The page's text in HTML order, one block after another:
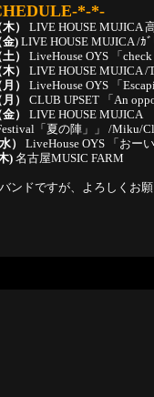
*-*-
）
LIVE HOUSE MUJICA
金) LIVE HOUSE MUJICA /ｶ
）
LiveHouse OYS 「
）
LIVE HOUSE MUJICA /
）
LiveHouse OYS 「
）
CLUB UPSET 「An
）
LIVE HOUSE MUJICA
「夏の陣」」 /Miku/
）
LiveHouse OYS 「おー
)名古屋MUSIC FARM
ンドですが、よろしくお